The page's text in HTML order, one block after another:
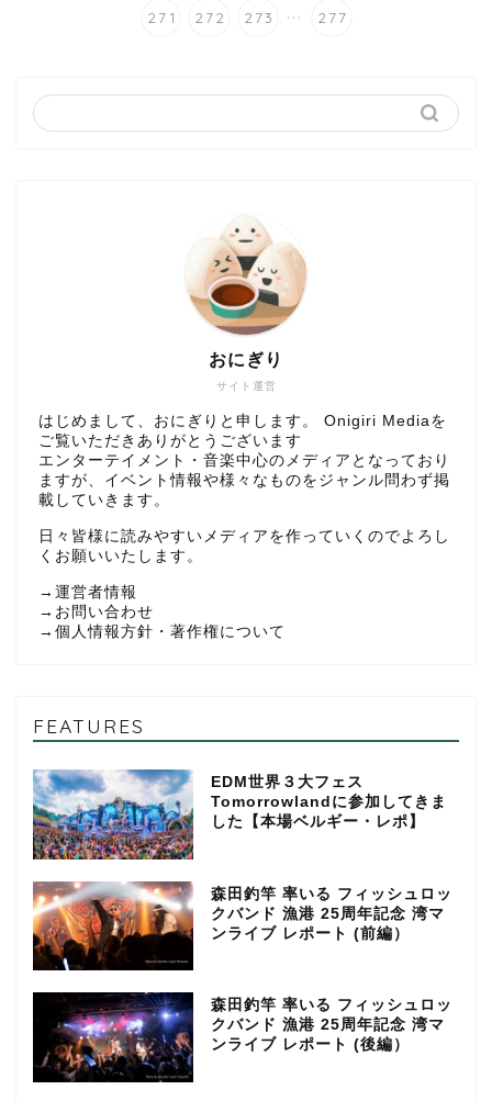
271 272 273 ... 277
サイト運営
おにぎり
はじめまして、おにぎりと申します。 Onigiri Mediaを
ご覧いただきありがとうございます
エンターテイメント・音楽中心のメディアとなっており
ますが、イベント情報や様々なものをジャンル問わず掲
載していきます。
日々皆様に読みやすいメディアを作っていくのでよろし
くお願いいたします。
→ 運営者情報
→ お問い合わせ
→ 個人情報方針・著作権について
FEATURES
EDM世界３大フェス
Tomorrowlandに参加してきま
した【本場ベルギー・レポ】
森田釣竿 率いる フィッシュロッ
クバンド 漁港 25周年記念 湾マ
ンライブ レポート (前編）
森田釣竿 率いる フィッシュロッ
クバンド 漁港 25周年記念 湾マ
ンライブ レポート (後編）